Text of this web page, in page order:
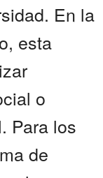
En la
esta
o
Para los
de